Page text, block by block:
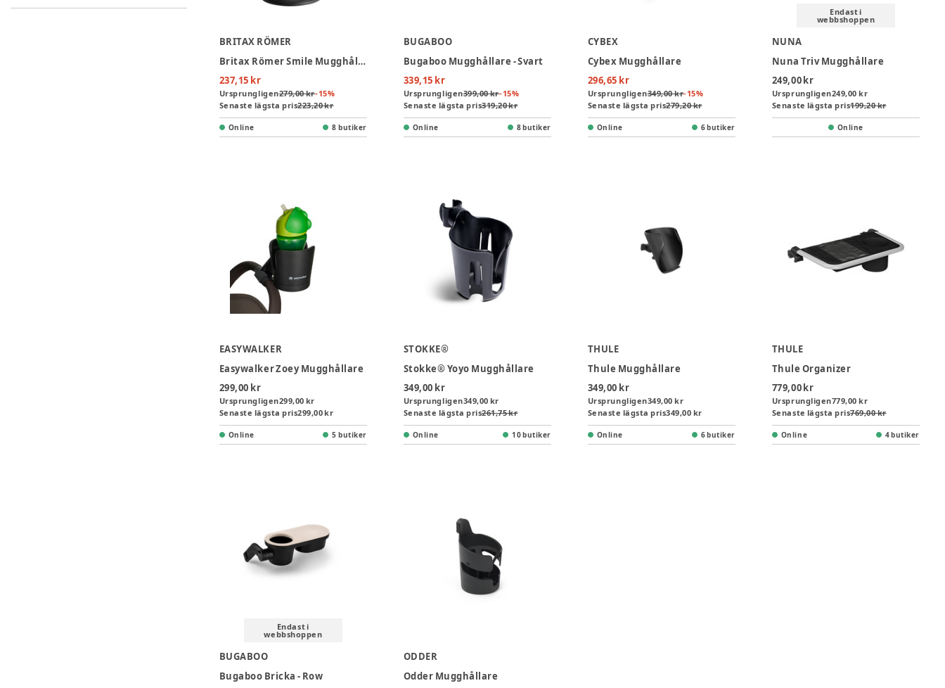
BRITAX RÖMER
Britax Römer Smile Mugghållare
237,15 kr
Ursprungligen279,00 kr-15%
Senaste lägsta pris223,20 kr
Online 8 butiker
BUGABOO
Bugaboo Mugghållare - Svart
339,15 kr
Ursprungligen399,00 kr-15%
Senaste lägsta pris319,20 kr
Online 8 butiker
CYBEX
Cybex Mugghållare
296,65 kr
Ursprungligen349,00 kr-15%
Senaste lägsta pris279,20 kr
Online 6 butiker
Endast i
webbshoppen
NUNA
Nuna Triv Mugghållare
249,00 kr
Ursprungligen249,00 kr
Senaste lägsta pris199,20 kr
Online
EASYWALKER
Easywalker Zoey Mugghållare
299,00 kr
Ursprungligen299,00 kr
Senaste lägsta pris299,00 kr
Online 5 butiker
STOKKE®
Stokke® Yoyo Mugghållare
349,00 kr
Ursprungligen349,00 kr
Senaste lägsta pris261,75 kr
Online 10 butiker
THULE
Thule Mugghållare
349,00 kr
Ursprungligen349,00 kr
Senaste lägsta pris349,00 kr
Online 6 butiker
THULE
Thule Organizer
779,00 kr
Ursprungligen779,00 kr
Senaste lägsta pris769,00 kr
Online 4 butiker
Endast i
webbshoppen
BUGABOO
Bugaboo Bricka - Row
ODDER
Odder Mugghållare